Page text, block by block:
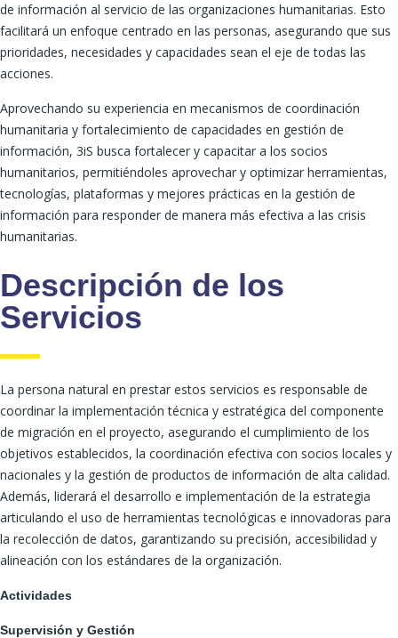
de información al servicio de las organizaciones humanitarias. Esto
facilitará un enfoque centrado en las personas, asegurando que sus
prioridades, necesidades y capacidades sean el eje de todas las
acciones.
Aprovechando su experiencia en mecanismos de coordinación
humanitaria y fortalecimiento de capacidades en gestión de
información, 3iS busca fortalecer y capacitar a los socios
humanitarios, permitiéndoles aprovechar y optimizar herramientas,
tecnologías, plataformas y mejores prácticas en la gestión de
información para responder de manera más efectiva a las crisis
humanitarias.
Descripción de los
Servicios
La persona natural en prestar estos servicios es responsable de
coordinar la implementación técnica y estratégica del componente
de migración en el proyecto, asegurando el cumplimiento de los
objetivos establecidos, la coordinación efectiva con socios locales y
nacionales y la gestión de productos de información de alta calidad.
Además, liderará el desarrollo e implementación de la estrategia
articulando el uso de herramientas tecnológicas e innovadoras para
la recolección de datos, garantizando su precisión, accesibilidad y
alineación con los estándares de la organización.
Actividades
Supervisión y Gestión